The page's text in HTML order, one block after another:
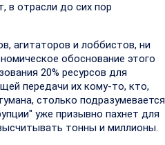
в отрасли до сих пор
агитаторов и лоббистов, ни
обоснование этого
20% ресурсов для
передачи их кому-то, кто,
столько подразумевается
уже призывно пахнет для
тонны и миллионы.